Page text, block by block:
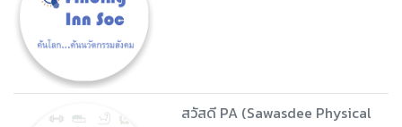
สวัสดี PA (Sawasdee Physical